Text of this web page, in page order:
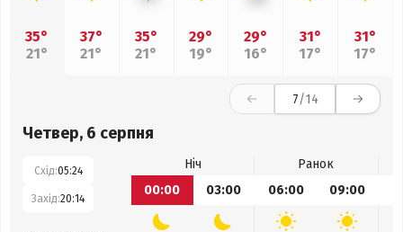
35°
21°
37°
21°
35°
21°
29°
19°
29°
16°
31°
17°
31°
17°
7/14
Четвер, 6 серпня
Схід:05:24
Захід:20:14
Ніч
Ранок
00:00
03:00 06:00 09:00